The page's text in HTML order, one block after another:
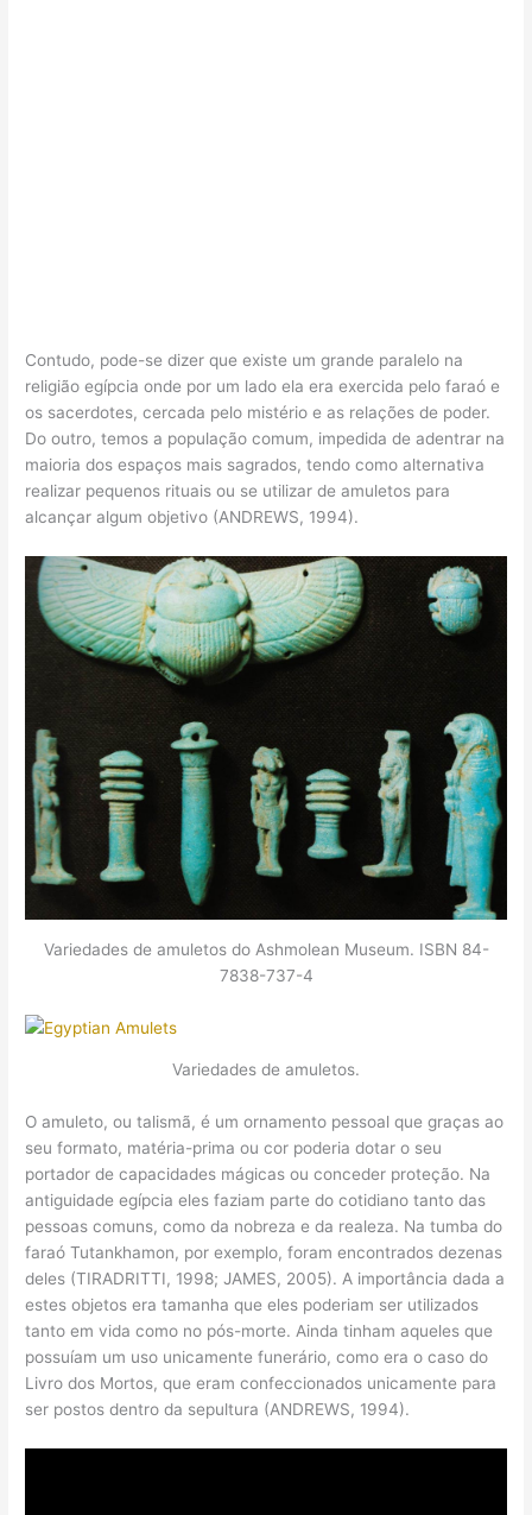
Contudo, pode-se dizer que existe um grande paralelo na
religião egípcia onde por um lado ela era exercida pelo faraó e
os sacerdotes, cercada pelo mistério e as relações de poder.
Do outro, temos a população comum, impedida de adentrar na
maioria dos espaços mais sagrados, tendo como alternativa
realizar pequenos rituais ou se utilizar de amuletos para
alcançar algum objetivo (ANDREWS, 1994).
Variedades de amuletos do Ashmolean Museum. ISBN 84-
7838-737-4
Variedades de amuletos.
O amuleto, ou talismã, é um ornamento pessoal que graças ao
seu formato, matéria-prima ou cor poderia dotar o seu
portador de capacidades mágicas ou conceder proteção. Na
antiguidade egípcia eles faziam parte do cotidiano tanto das
pessoas comuns, como da nobreza e da realeza. Na tumba do
faraó Tutankhamon, por exemplo, foram encontrados dezenas
deles (TIRADRITTI, 1998; JAMES, 2005). A importância dada a
estes objetos era tamanha que eles poderiam ser utilizados
tanto em vida como no pós-morte. Ainda tinham aqueles que
possuíam um uso unicamente funerário, como era o caso do
Livro dos Mortos, que eram confeccionados unicamente para
ser postos dentro da sepultura (ANDREWS, 1994).